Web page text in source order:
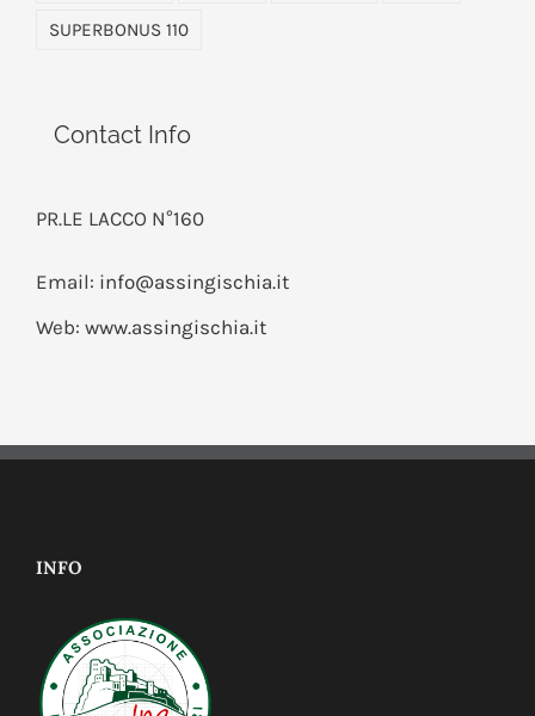
SUPERBONUS 110
Contact Info
PR.LE LACCO N°160
Email: info@assingischia.it
Web: www.assingischia.it
INFO